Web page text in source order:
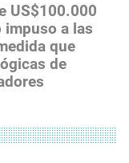
US$100.000
impuso a las
que
de